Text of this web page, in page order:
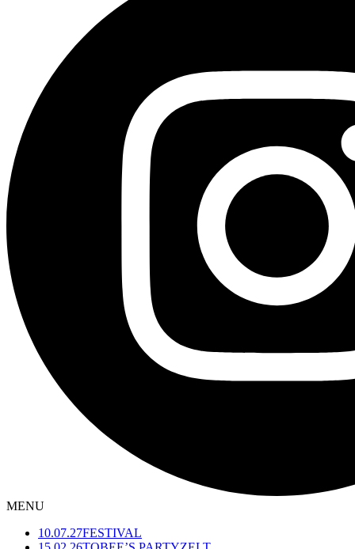
MENU
10.07.27FESTIVAL